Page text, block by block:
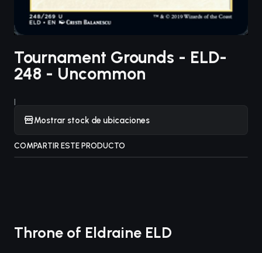
Tournament Grounds - ELD-
248 - Uncommon
|
Mostrar stock de ubicaciones
COMPARTIR ESTE PRODUCTO
Throne of Eldraine ELD